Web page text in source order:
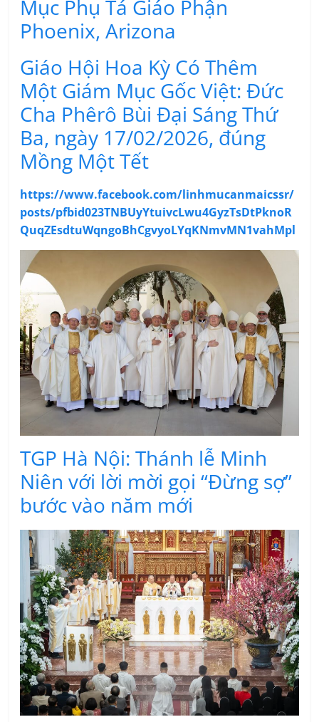
Mục Phụ Tá Giáo Phận
Phoenix, Arizona
Giáo Hội Hoa Kỳ Có Thêm
Một Giám Mục Gốc Việt: Đức
Cha Phêrô Bùi Đại Sáng Thứ
Ba, ngày 17/02/2026, đúng
Mồng Một Tết
https://www.facebook.com/linhmucanmaicssr/
posts/pfbid023TNBUyYtuivcLwu4GyzTsDtPknoR
QuqZEsdtuWqngoBhCgvyoLYqKNmvMN1vahMpl
TGP Hà Nội: Thánh lễ Minh
Niên với lời mời gọi “Đừng sợ”
bước vào năm mới